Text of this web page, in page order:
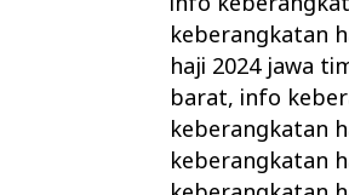
keberangkatan
haji 2024 jawa
barat, info
keberangkatan
keberangkatan